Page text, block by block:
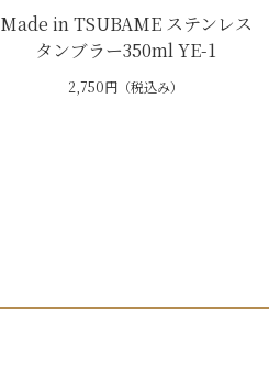
Made in TSUBAME ステンレス
タンブラー350ml YE-1
2,750円（税込み）